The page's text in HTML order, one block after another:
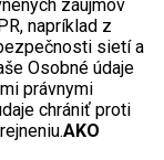
záujmov
napríklad z
sietí a
Osobné údaje
právnymi
chrániť proti
AKO